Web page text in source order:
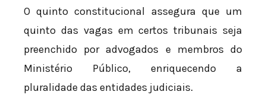
O quinto constitucional assegura que um
quinto das vagas em certos tribunais seja
preenchido por advogados e membros do
Ministério Público, enriquecendo a
pluralidade das entidades judiciais.